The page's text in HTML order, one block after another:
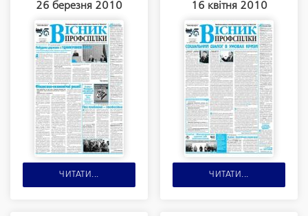
26 березня 2010
ЧИТАТИ...
16 квітня 2010
ЧИТАТИ...